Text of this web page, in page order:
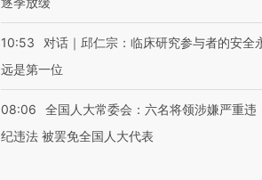
10:53
对话｜邱仁宗：临床研究参与者的安全
远是第一位
08:06
全国人大常委会：六名将领涉嫌严重违
纪违法 被罢免全国人大代表